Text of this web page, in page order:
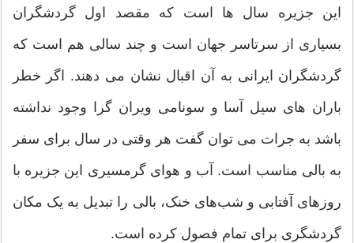
این جزیره سال ها است که مقصد اول گردشگران
بسیاری از سرتاسر جهان است و چند سالی هم است که
گردشگران ایرانی به آن اقبال نشان می دهند. اگر خطر
باران های سیل آسا و سونامی ویران گرا وجود نداشته
باشد به جرات می توان گفت هر وقتی در سال برای سفر
به بالی مناسب است. آب‌ و هوای گرمسیری این جزیره با
روزهای آفتابی و شب‌های خنک، بالی را تبدیل به یک مکان
گردشگری برای تمام فصول کرده است.